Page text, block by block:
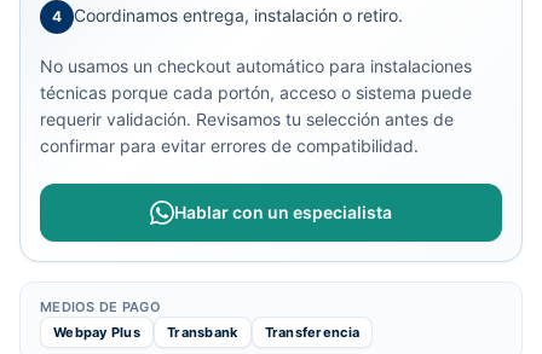
4 Coordinamos entrega, instalación o retiro.
No usamos un checkout automático para instalaciones
técnicas porque cada portón, acceso o sistema puede
requerir validación. Revisamos tu selección antes de
confirmar para evitar errores de compatibilidad.
Hablar con un especialista
MEDIOS DE PAGO
Webpay Plus
Transbank Transferencia